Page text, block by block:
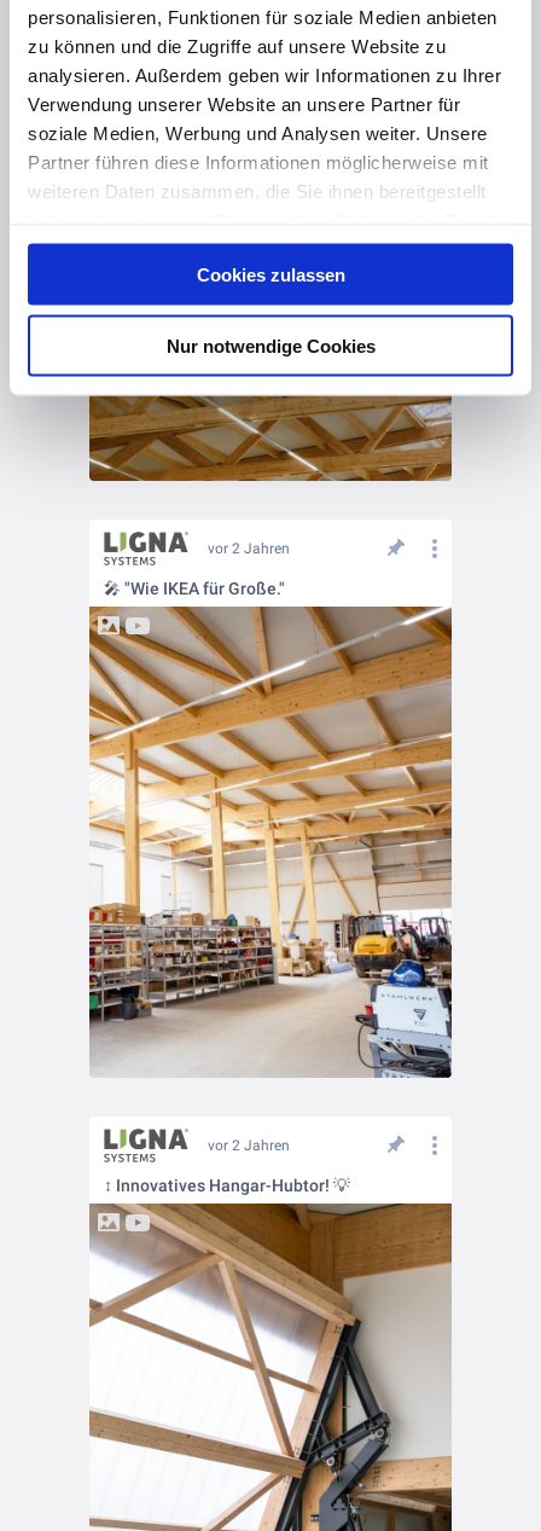
personalisieren, Funktionen für soziale Medien anbieten
zu können und die Zugriffe auf unsere Website zu
analysieren. Außerdem geben wir Informationen zu Ihrer
Verwendung unserer Website an unsere Partner für
soziale Medien, Werbung und Analysen weiter. Unsere
Partner führen diese Informationen möglicherweise mit
weiteren Daten zusammen, die Sie ihnen bereitgestellt
gesammelt haben. Hier finden Sie Informationen zum
und unserImpressum.
Cookies zulassen
Nur notwendige Cookies
vor 2 Jahren
🎤 "Wie IKEA für Große."
vor 2 Jahren
↕️ Innovatives Hangar-Hubtor! 💡